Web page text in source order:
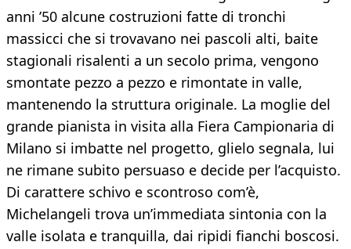
anni ’50 alcune costruzioni fatte di tronchi
massicci che si trovavano nei pascoli alti, baite
stagionali risalenti a un secolo prima, vengono
smontate pezzo a pezzo e rimontate in valle,
mantenendo la struttura originale. La moglie del
grande pianista in visita alla Fiera Campionaria di
Milano si imbatte nel progetto, glielo segnala, lui
ne rimane subito persuaso e decide per l’acquisto.
Di carattere schivo e scontroso com’è,
Michelangeli trova un’immediata sintonia con la
valle isolata e tranquilla, dai ripidi fianchi boscosi.